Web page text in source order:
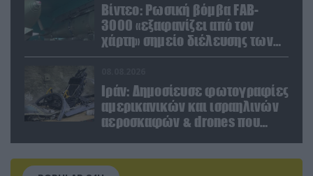
Βίντεο: Ρωσική βόμβα FAB-
3000 «εξαφανίζει από τον
χάρτη» σημείο διέλευσης των
ουκρανικών δυνάμεων στην
Ιράν: Δημοσίευσε φωτογραφίες
αμερικανικών και ισραηλινών
αεροσκαφών & drones που